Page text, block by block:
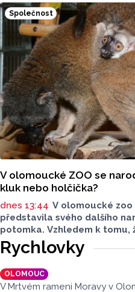
jsou doplněny dobovými
Šárky Krákorové Pajůrkové
pátrání po jejich osudech.
letošního 770. výročí
sdělila ČTK mluvčí radnice
Společnost
V olomoucké ZOO se
kluk nebo holčička?
dnes 13:44 V olomoucké
představila svého dalšího
potomka. Vzhledem k tomu,
je téměř jisté, že se jedná o
hnědé, případně hnědošedé,
zbarvením hlavy.
Rychlovky
OLOMOUC
V Mrtvém rameni Moravy v